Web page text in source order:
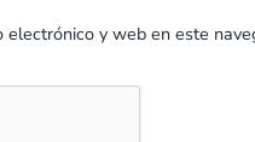
electrónico y web en este